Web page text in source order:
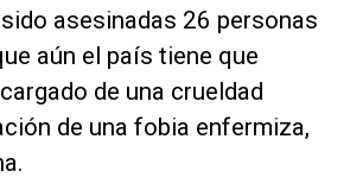
asesinadas 26 personas
aún el país tiene que
de una crueldad
de una fobia enfermiza,